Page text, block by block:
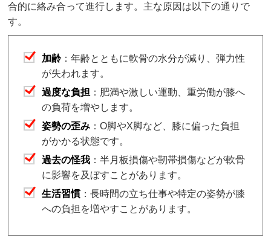
合的に絡み合って進行します。主な原因は以下の通りで
す。
加齢 ：年齢とともに軟骨の水分が減り、弾力性
が失われます。
過度な負担 ：肥満や激しい運動、重労働が膝へ
の負荷を増やします。
姿勢の歪み ：O脚やX脚など、膝に偏った負担
がかかる状態です。
過去の怪我 ：半月板損傷や靭帯損傷などが軟骨
に影響を及ぼすことがあります。
生活習慣：長時間の立ち仕事や特定の姿勢が膝
への負担を増やすことがあります。